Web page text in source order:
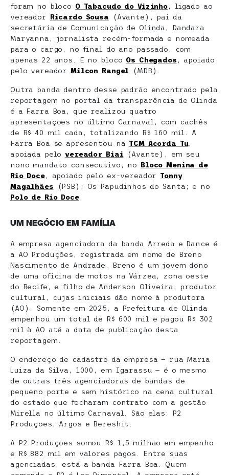
foram no bloco O Tabacudo do Vizinho, ligado ao
vereador Ricardo Sousa (Avante), pai da
secretária de Comunicação de Olinda, Dandara
Maryanna, jornalista recém-formada e nomeada
para o cargo, no final do ano passado, com
apenas 22 anos. E no bloco Os Chegados , apoiado
pelo vereadorMilcon Rangel (MDB).
Outra banda dentro desse padrão encontrado pela
reportagem no portal da transparência de Olinda
é a Farra Boa, que realizou quatro
apresentações no último Carnaval, com cachês
de R$ 40 mil cada, totalizando R$ 160 mil. A
Farra Boa se apresentou na TCM Acorda Tu,
apoiada pelovereador Biai (Avante), em seu
nono mandato consecutivo; no Bloco Menina de
Rio Doce, apoiado pelo ex-vereador Tonny
Magalhães (PSB); Os Papudinhos do Santa; e no
Polo de Rio Doce.
UM NEGÓCIO EM FAMÍLIA
A empresa agenciadora da banda Arreda e Dance é
a AO Produções, registrada em nome de Breno
Nascimento de Andrade. Breno é um jovem dono
de uma oficina de motos na Várzea, zona oeste
do Recife, e filho de Anderson Oliveira, produtor
cultural, cujas iniciais dão nome à produtora
(AO). Somente em 2025, a Prefeitura de Olinda
empenhou um total de R$ 600 mil e pagou R$ 302
mil à AO até a data de publicação desta
reportagem.
O endereço de cadastro da empresa — rua Maria
Luiza da Silva, 1000, em Igarassu — é o mesmo
de outras três agenciadoras de bandas de
pequeno porte e sem histórico na cena cultural
do estado que fecharam contrato com a gestão
Mirella no último Carnaval. São elas: P2
Produções, Argos e Bereshit.
A P2 Produções somou R$ 1,5 milhão em empenho
e R$ 882 mil em valores pagos. Entre suas
agenciadas, está a banda Farra Boa. Quem